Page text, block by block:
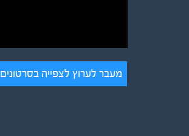
מעבר לערוץ לצפייה בסרטונים